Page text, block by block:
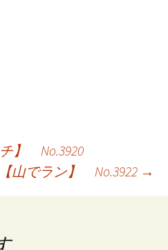
】 No.3920
【山でラン】 No.3922 →